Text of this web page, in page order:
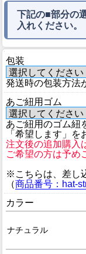
下記の■部分の
入れください。
包装
発送時の包装方法
あご紐用ゴム
あご紐用のゴム紐
「希望します」を
注文後の追加購入
ご希望の方は予め
※こちらは、差し
（商品番号：hat-
カラー
ナチュラル